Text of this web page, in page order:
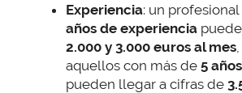
Experiencia: un
años de experiencia
2.000 y 3.000 euros al mes
aquellos con más de 5
pueden llegar a cifras de